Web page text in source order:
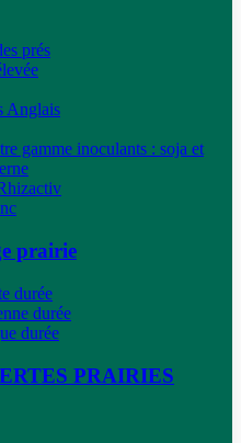
prés
Anglais
gamme inoculants : soja et
prairie
durée
durée
durée
PRAIRIES